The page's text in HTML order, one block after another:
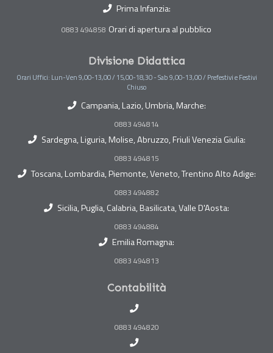
Prima Infanzia:
0883 494858 Orari di apertura al pubblico
Divisione Didattica
Orari Uffici: Lun-Ven 9,00-13,00 / 15,00-18,30 - Sab 9,00-13,00 / Prefestivi e Festivi
Chiuso
Campania, Lazio, Umbria, Marche:
0883 494814
Sardegna, Liguria, Molise, Abruzzo, Friuli Venezia Giulia:
0883 494815
Toscana, Lombardia, Piemonte, Veneto, Trentino Alto Adige:
0883 494882
Sicilia, Puglia, Calabria, Basilicata, Valle D'Aosta:
0883 494884
Emilia Romagna:
0883 494813
Contabilità
0883 494820